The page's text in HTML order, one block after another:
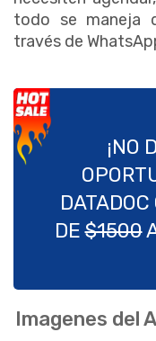
todo se maneja
través de
¡NO
DE$1500
Imagenes del